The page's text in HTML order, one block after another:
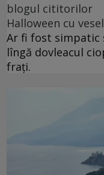
blogul cititorilor
Halloween cu
Ar fi fost simpatic
lîngă dovleacul
frați.